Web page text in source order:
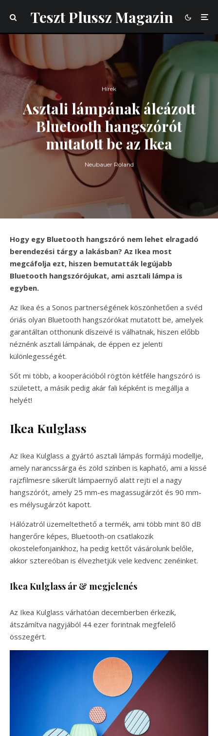
Teszt Plussz Magazin
Hírek
Asztali lámpának álcázott
Bluetooth hangszórót
mutatott be az Ikea
Neubauer Roland
Hogy egy Bluetooth hangszóró nem lehet elragadó
berendezési tárgy a lakásban? Az Ikea most
megcáfolja ezt, hiszen bemutatták legújabb
Bluetooth hangszórójukat, ami asztali lámpa is
egyben.
Az Ikea és a Sonos partnerségének köszönhetően a svéd
óriás olyan Bluetooth hangszórókat mutatott be, amelyek
garantáltan otthonunk díszeivé is válhatnak, hiszen előbb
néznénk asztali lámpának, de éppen ez jelenti
különlegességét.
Sőt mi több, a kooperációból rögtön kétféle hangszóró is
született, a másik pedig akár fali képként is megállja a
helyét!
Ikea Kulglass
Az Ikea Kulglass a gyártó asztali lámpás formájú modellje,
amely narancssárga és zöld színben is kapható, ami a kissé
rajzfilmesre sikerült lámpaernyő alatt rejti el a nagy
hangszórót, amely 25 mm-es magassugárzót és 90 mm-
es mélysugárzót kapott.
Hálózatról üzemeltethető a termék, ami több mint 80 dB
hangerőre képes, Bluetooth-on csatlakozik
okostelefonjainkhoz, ha pedig kettőt vásárolunk belőle,
akkor sztereóban is élvezhetjük vele kedvenc zenéinket.
Ikea Kulglass ár & megjelenés
Az Ikea Kulglass várhatóan decemberben érkezik,
átszámítva nagyjából 44 ezer forintnak megfelelő
összegért.